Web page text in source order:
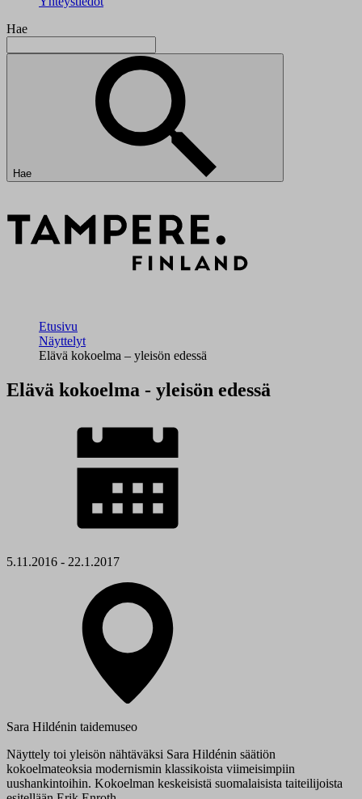
Hae
Hae
Etusivu
Näyttelyt
Elävä kokoelma – yleisön edessä
Elävä kokoelma - yleisön edessä
5.11.2016 - 22.1.2017
Sara Hildénin taidemuseo
Näyttely toi yleisön nähtäväksi Sara Hildénin säätiön
kokoelmateoksia modernismin klassikoista viimeisimpiin
uushankintoihin. Kokoelman keskeisistä suomalaisista taiteilijoista